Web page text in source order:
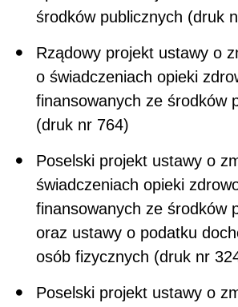
środków publicznych (druk
Rządowy projekt ustawy o
o świadczeniach opieki
finansowanych ze środków
(druk nr 764)
Poselski projekt ustawy o
świadczeniach opieki
finansowanych ze środków
oraz ustawy o podatku
osób fizycznych (druk nr
Poselski projekt ustawy o